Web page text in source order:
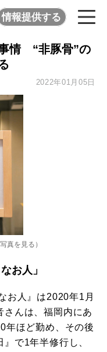
情報提供する
情 “非豚骨”の
2022年01月05日
真を見る ）
お人」
お人』は2020年1月
さんは、福岡内にあ
年ほど勤め、その後
で1年半修行し、